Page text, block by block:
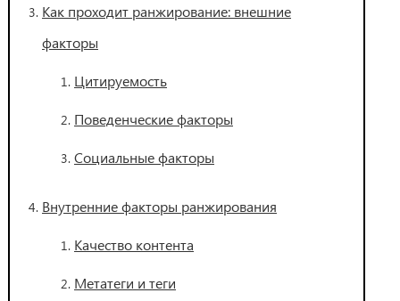
Как проходит ранжирование: внешние
факторы
Цитируемость
Поведенческие факторы
Социальные факторы
Внутренние факторы ранжирования
Качество контента
Метатеги и теги